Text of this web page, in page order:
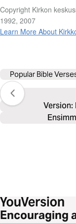
Copyright Kirkon
1992, 2007
Learn More About
Popular Bible
Version:
Encouraging